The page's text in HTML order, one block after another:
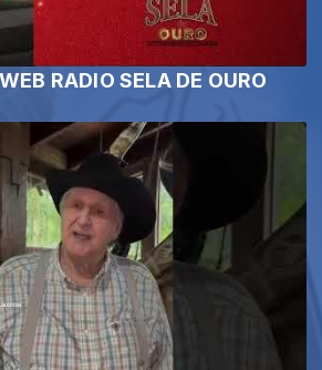
RADIO SELA DE OURO